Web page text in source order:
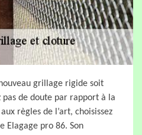
grillage rigide soit
pas de doute par rapport à la
règles de l’art, choisissez
Elagage pro 86. Son